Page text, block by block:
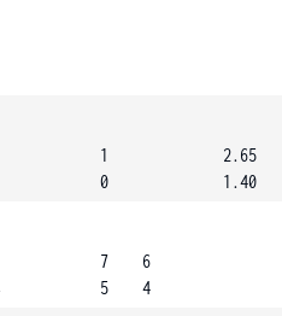
1
0
2.65
1.40
7
5
6
4